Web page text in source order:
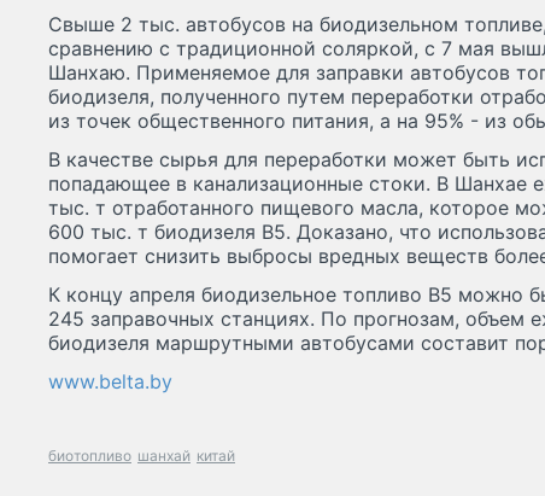
Свыше 2 тыс. автобусов на биодизельном
сравнению с традиционной соляркой, с 7 мая
Шанхаю. Применяемое для заправки автобусов
биодизеля, полученного путем переработки
из точек общественного питания, а на 95% - из
В качестве сырья для переработки может быть
попадающее в канализационные стоки. В Шанхае
тыс. т отработанного пищевого масла, которое
600 тыс. т биодизеля B5. Доказано, что
помогает снизить выбросы вредных веществ
К концу апреля биодизельное топливо B5 можно
245 заправочных станциях. По прогнозам, объем
биодизеля маршрутными автобусами составит
www.belta.by
биотопливо шанхай китай